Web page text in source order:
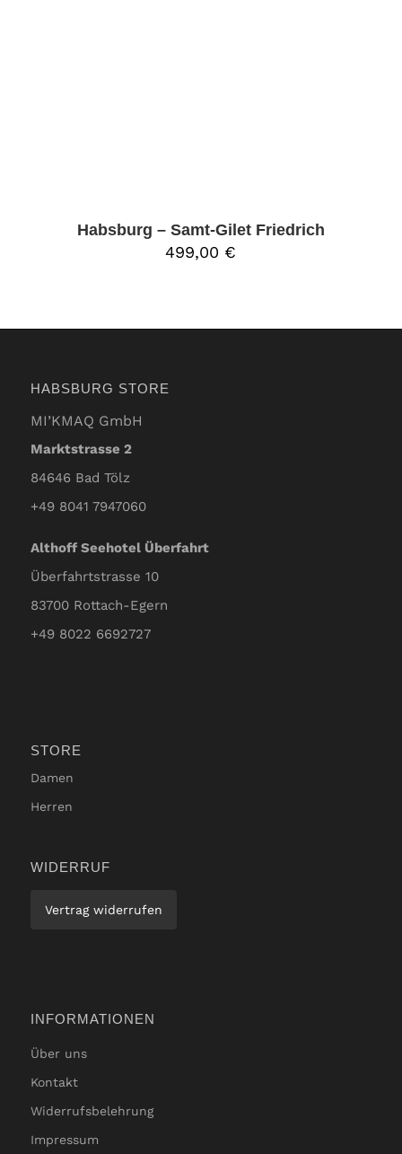
Habsburg – Samt-Gilet Friedrich
499,00 €
HABSBURG STORE
MI’KMAQ GmbH
Marktstrasse 2
84646 Bad Tölz
+49 8041 7947060
Althoff Seehotel Überfahrt
Überfahrtstrasse 10
83700 Rottach-Egern
+49 8022 6692727
STORE
Damen
Herren
WIDERRUF
Vertrag widerrufen
INFORMATIONEN
Über uns
Kontakt
Widerrufsbelehrung
Impressum